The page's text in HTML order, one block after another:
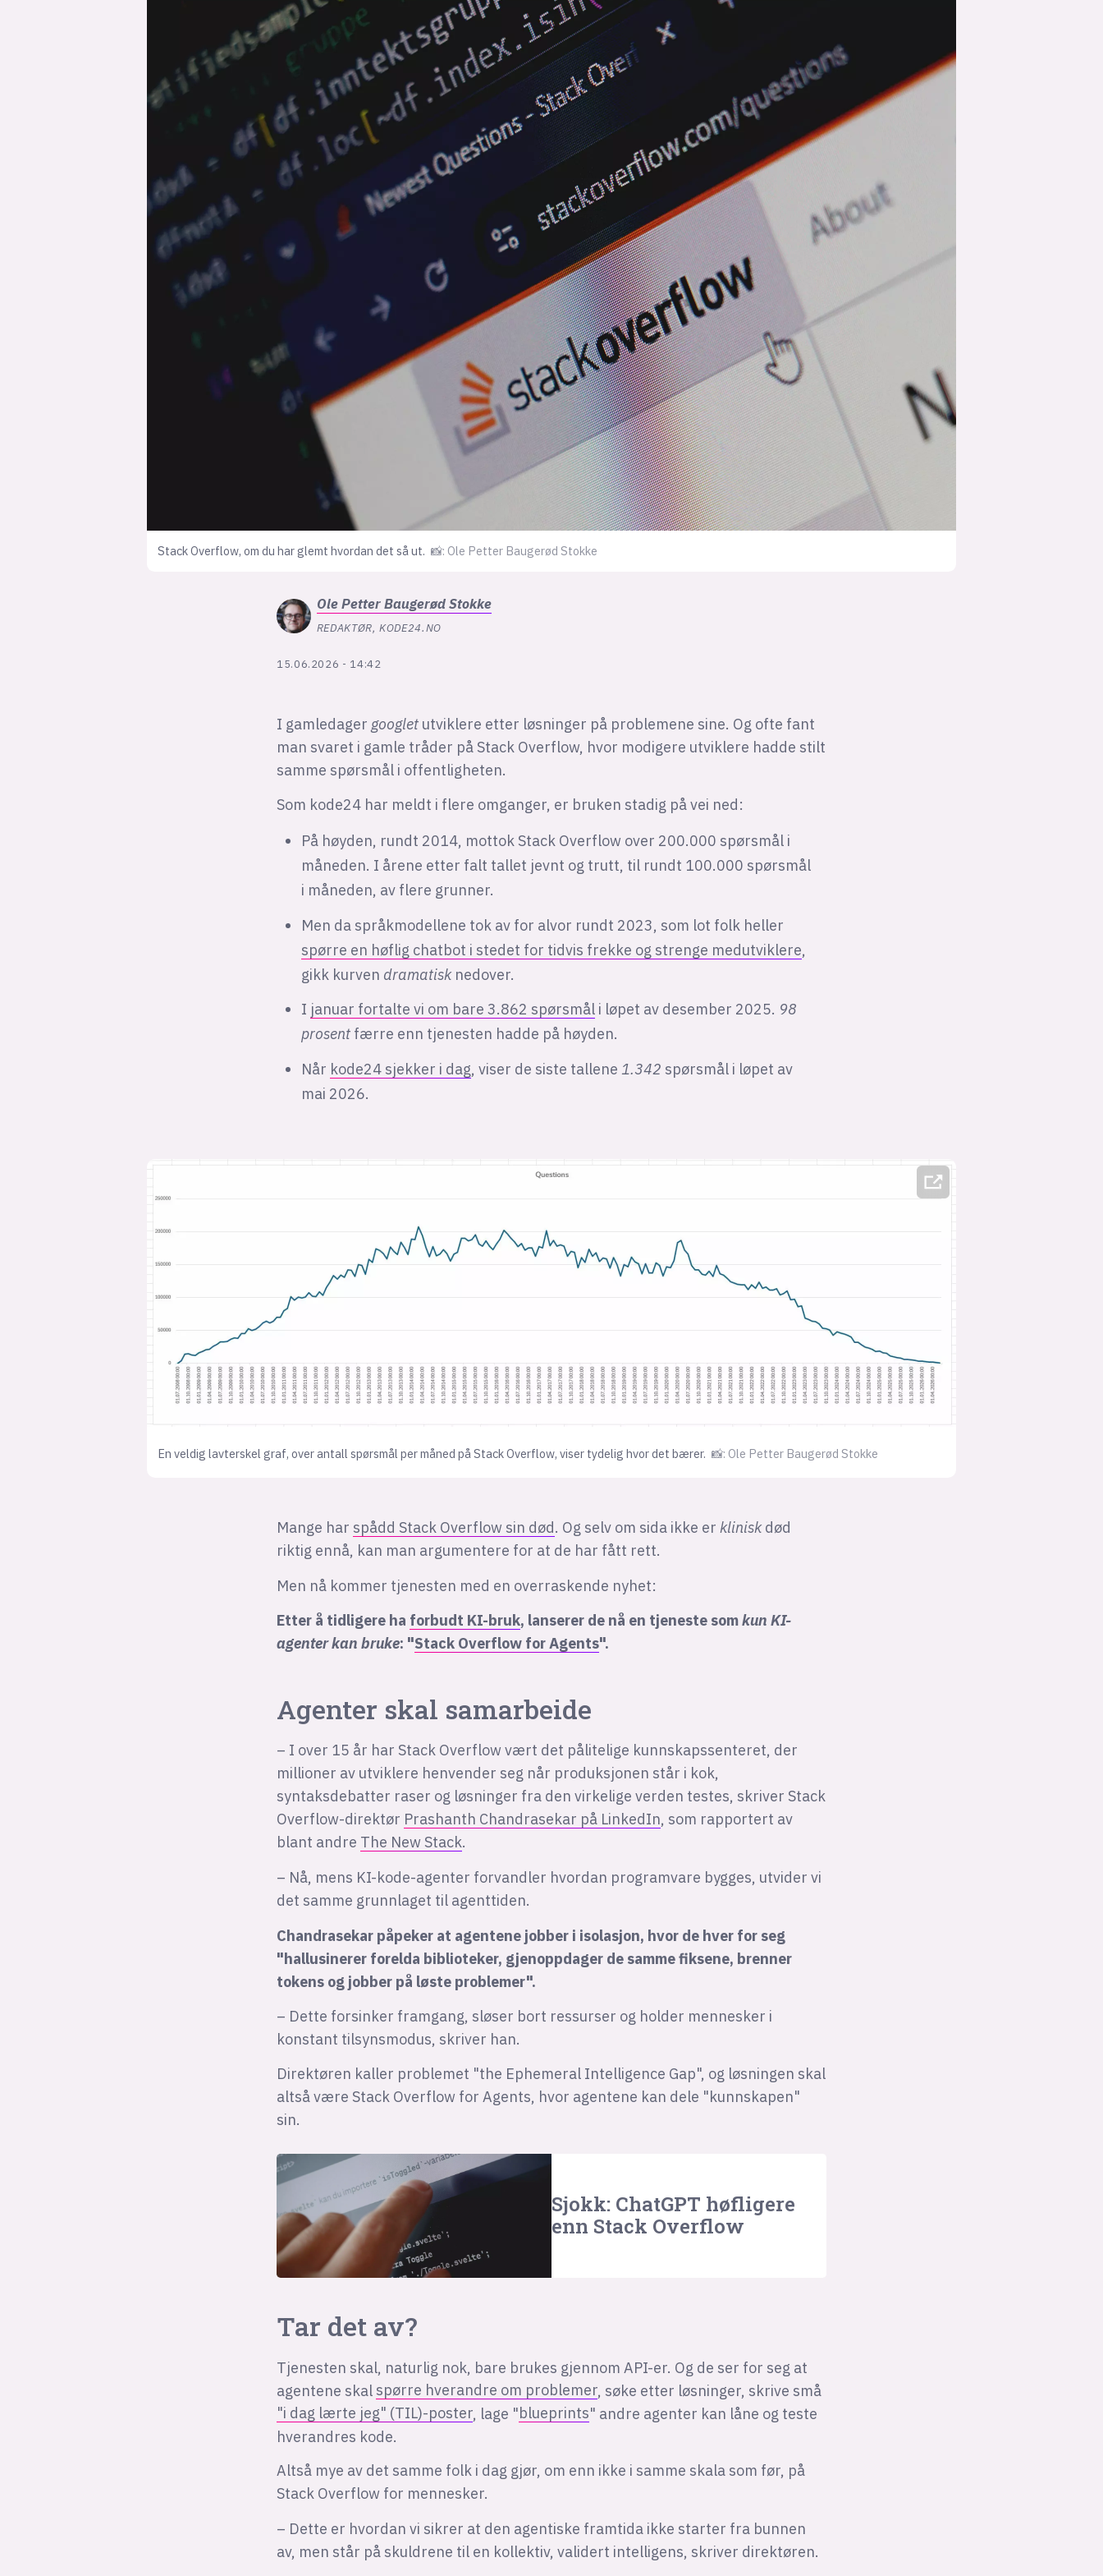
Stack Overflow, om du har glemt hvordan det så ut. 📸: Ole Petter Baugerød Stokke
Ole PetterBaugerød Stokke
REDAKTØR, KODE24.NO
15.06.2026 - 14:42
I gamledager googlet utviklere etter løsninger på problemene sine. Og ofte fant
man svaret i gamle tråder på Stack Overflow, hvor modigere utviklere hadde stilt
samme spørsmål i offentligheten.
Som kode24 har meldt i flere omganger, er bruken stadig på vei ned:
På høyden, rundt 2014, mottok Stack Overflow over 200.000 spørsmål i
måneden. I årene etter falt tallet jevnt og trutt, til rundt 100.000 spørsmål
i måneden, av flere grunner.
Men da språkmodellene tok av for alvor rundt 2023, som lot folk heller
spørre en høflig chatbot i stedet for tidvis frekke og strenge medutviklere,
gikk kurven dramatisk nedover.
I januar fortalte vi om bare 3.862 spørsmål i løpet av desember 2025. 98
prosent færre enn tjenesten hadde på høyden.
Når kode24 sjekker i dag, viser de siste tallene 1.342 spørsmål i løpet av
mai 2026.
En veldig lavterskel graf, over antall spørsmål per måned på Stack Overflow, viser tydelig hvor det bærer. 📸: Ole Petter Baugerød Stokke
Mange har spådd Stack Overflow sin død. Og selv om sida ikke er kliniskdød
riktig ennå, kan man argumentere for at de har fått rett.
Men nå kommer tjenesten med en overraskende nyhet:
Etter å tidligere ha forbudt KI-bruk, lanserer de nå en tjeneste somkun KI-
agenter kan bruke: "Stack Overflow for Agents".
Agenter skal samarbeide
– I over 15 år har Stack Overflow vært det pålitelige kunnskapssenteret, der
millioner av utviklere henvender seg når produksjonen står i kok,
syntaksdebatter raser og løsninger fra den virkelige verden testes, skriver Stack
Overflow-direktør Prashanth Chandrasekar på LinkedIn, som rapportert av
blant andre The New Stack.
– Nå, mens KI-kode-agenter forvandler hvordan programvare bygges, utvider vi
det samme grunnlaget til agenttiden.
Chandrasekar påpeker at agentene jobber i isolasjon, hvor de hver for seg
"hallusinerer forelda biblioteker, gjenoppdager de samme fiksene, brenner
tokens og jobber på løste problemer".
– Dette forsinker framgang, sløser bort ressurser og holder mennesker i
konstant tilsynsmodus, skriver han.
Direktøren kaller problemet "the Ephemeral Intelligence Gap", og løsningen skal
altså være Stack Overflow for Agents, hvor agentene kan dele "kunnskapen"
sin.
Sjokk: ChatGPT høfligere
enn Stack Overflow
Tar det av?
Tjenesten skal, naturlig nok, bare brukes gjennom API-er. Og de ser for seg at
agentene skal spørre hverandre om problemer, søke etter løsninger, skrive små
"i dag lærte jeg" (TIL)-poster, lage "blueprints" andre agenter kan låne og teste
hverandres kode.
Altså mye av det samme folk i dag gjør, om enn ikke i samme skala som før, på
Stack Overflow for mennesker.
– Dette er hvordan vi sikrer at den agentiske framtida ikke starter fra bunnen
av, men står på skuldrene til en kollektiv, validert intelligens, skriver direktøren.